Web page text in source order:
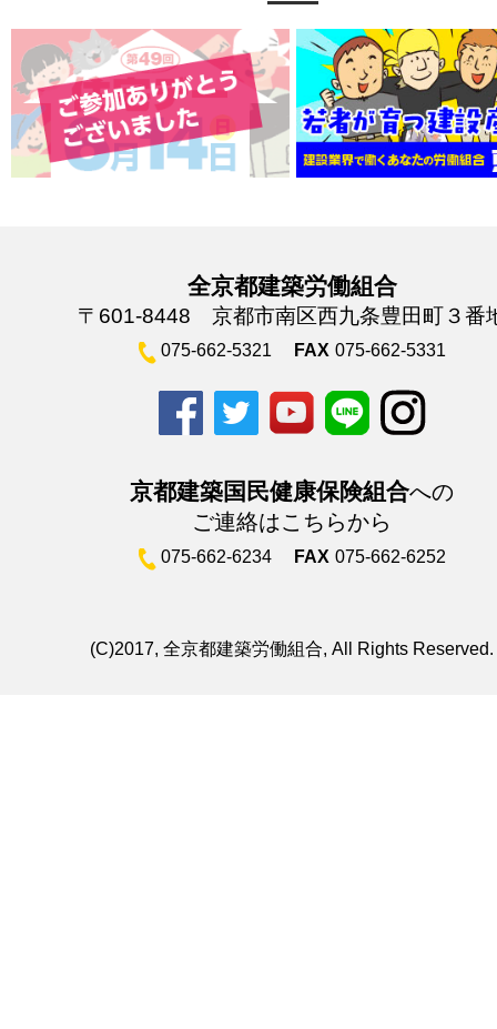
全京都建築労働組合
〒601-8448 京都市南区西九条豊田町３番
075-662-5321 FAX 075-662-5331
京都建築国民健康保険組合への
ご連絡はこちらから
075-662-6234 FAX 075-662-6252
(C)2017, 全京都建築労働組合, All Rights Reserved.